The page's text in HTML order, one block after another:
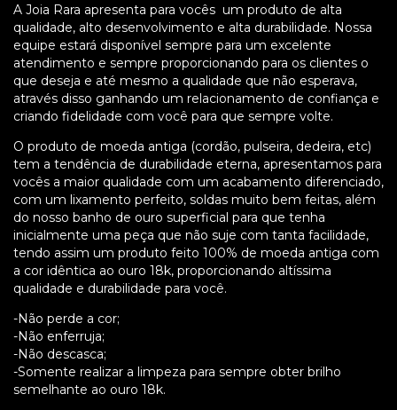
A Joia Rara apresenta para vocês um produto de alta
qualidade, alto desenvolvimento e alta durabilidade. Nossa
equipe estará disponível sempre para um excelente
atendimento e sempre proporcionando para os clientes o
que deseja e até mesmo a qualidade que não esperava,
através disso ganhando um relacionamento de confiança e
criando fidelidade com você para que sempre volte.
O produto de moeda antiga (cordão, pulseira, dedeira, etc)
tem a tendência de durabilidade eterna, apresentamos para
vocês a maior qualidade com um acabamento diferenciado,
com um lixamento perfeito, soldas muito bem feitas, além
do nosso banho de ouro superficial para que tenha
inicialmente uma peça que não suje com tanta facilidade,
tendo assim um produto feito 100% de moeda antiga com
a cor idêntica ao ouro 18k, proporcionando altíssima
qualidade e durabilidade para você.
-Não perde a cor;
-Não enferruja;
-Não descasca;
-Somente realizar a limpeza para sempre obter brilho
semelhante ao ouro 18k.